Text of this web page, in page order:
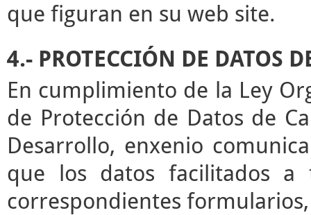
que figuran en su web site.
4.- PROTECCIÓN DE DATOS
En cumplimiento de la Ley
de Protección de Datos de
Desarrollo, enxenio
que los datos facilitados
correspondientes